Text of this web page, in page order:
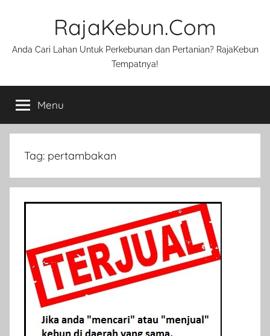
RajaKebun.Com
Anda Cari Lahan Untuk Perkebunan dan Pertanian? RajaKebun
Tempatnya!
Menu
Tag: pertambakan